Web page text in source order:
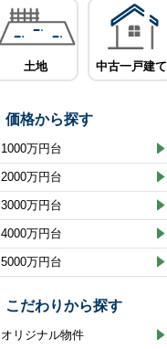
土地 中古一戸建て
価格から探す
1000万円台
2000万円台
3000万円台
4000万円台
5000万円台
こだわりから探す
オリジナル物件